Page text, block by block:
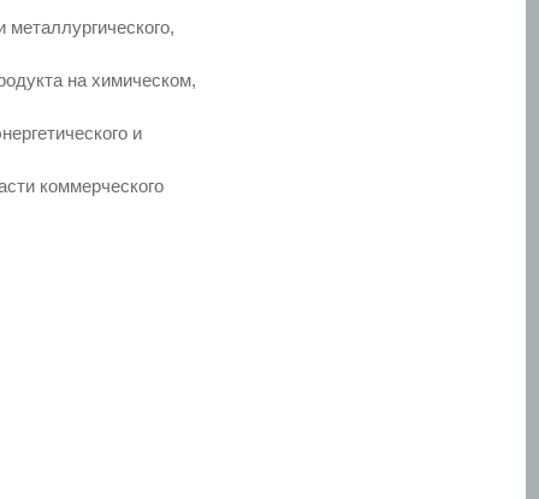
металлургического,
на химическом,
и
коммерческого